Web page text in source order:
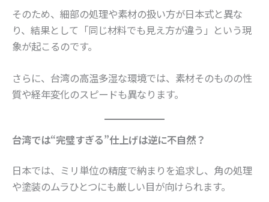
そのため、細部の処理や素材の扱い方が日本式と異な
り、結果として「同じ材料でも見え方が違う」という現
象が起こるのです。
さらに、台湾の高温多湿な環境では、素材そのものの性
質や経年変化のスピードも異なります。
台湾では“完璧すぎる”仕上げは逆に不自然？
日本では、ミリ単位の精度で納まりを追求し、角の処理
や塗装のムラひとつにも厳しい目が向けられます。